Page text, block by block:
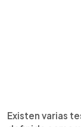
Existen varias